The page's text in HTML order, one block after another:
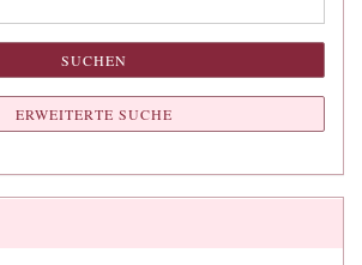
SUCHEN
ERWEITERTE SUCHE